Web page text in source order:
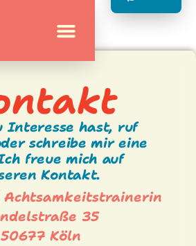
Interesse hast, ruf
schreibe mir eine
freue mich auf
Kontakt.
Achtsamkeitstrainerin
35
50677 Köln